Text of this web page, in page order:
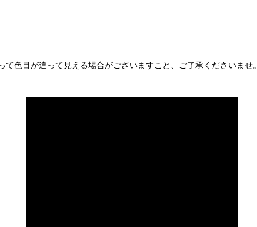
色目が違って見える場合がございますこと、ご了承くださいませ。